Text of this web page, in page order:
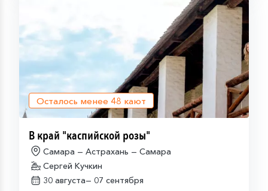
Осталось менее 48 кают
В край "каспийской розы"
Самара — Астрахань — Самара
Сергей Кучкин
30 августа— 07 сентября